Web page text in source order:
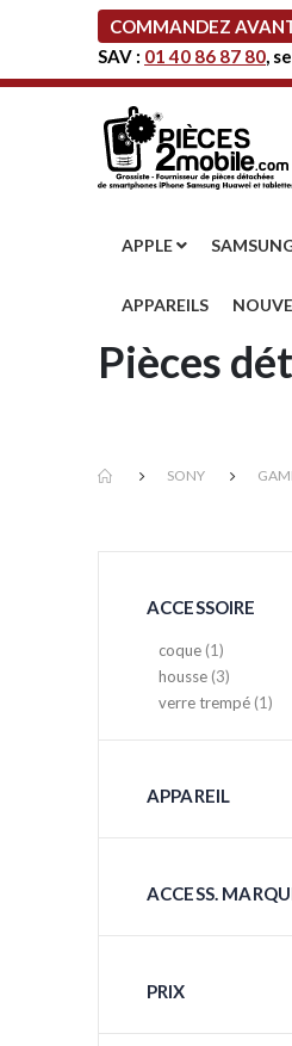
COMMANDEZ
SAV : 01 40 86 87 80,
APPLE
APPAREILS
Pièces
SONY
ACCESSOIRE
coque 1
article
housse 3
articles
verre trempé 1
article
APPAREIL
ACCESS.
PRIX